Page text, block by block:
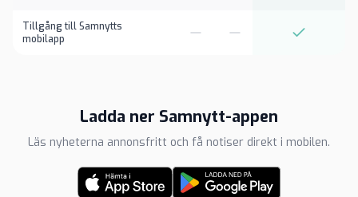
Tillgång till Samnytts
mobilapp
Ladda ner Samnytt-appen
Läs nyheterna annonsfritt och få notiser direkt i mobilen.